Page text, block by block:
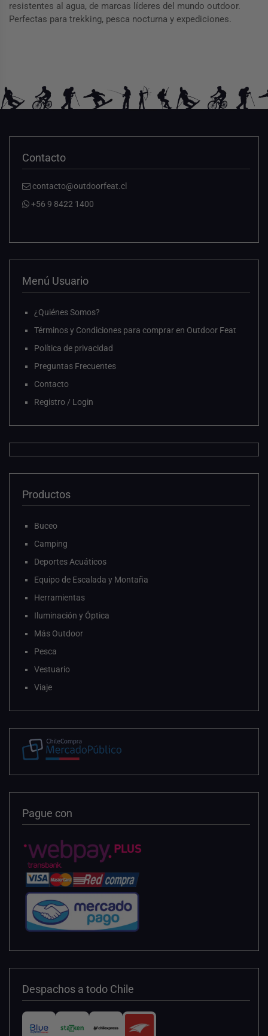
resistentes al agua, de marcas líderes del mundo outdoor.
Perfectas para trekking, pesca nocturna y expediciones.
Contacto
contacto@outdoorfeat.cl
+56 9 8422 1400
Menú Usuario
¿Quiénes Somos?
Términos y Condiciones para comprar en Outdoor Feat
Política de privacidad
Preguntas Frecuentes
Contacto
Registro / Login
Productos
Buceo
Camping
Deportes Acuáticos
Equipo de Escalada y Montaña
Herramientas
Iluminación y Óptica
Más Outdoor
Pesca
Vestuario
Viaje
Pague con
Despachos a todo Chile